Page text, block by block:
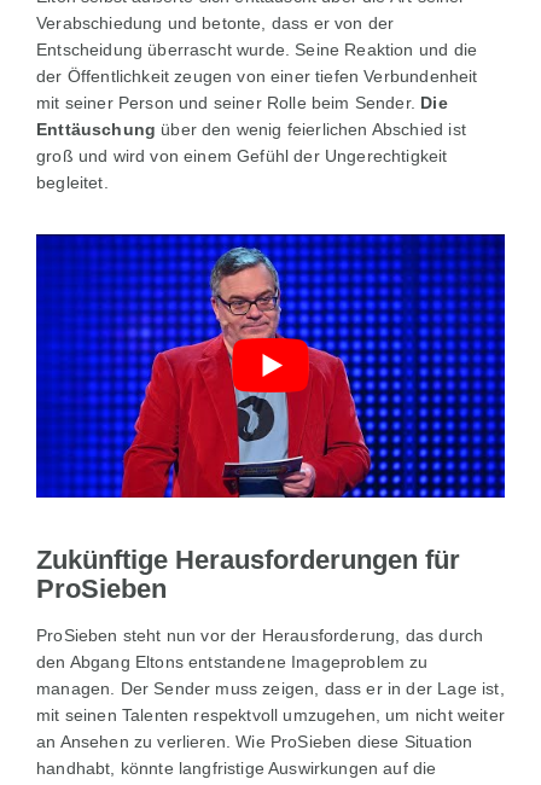
Verabschiedung und betonte, dass er von der
Entscheidung überrascht wurde. Seine Reaktion und die
der Öffentlichkeit zeugen von einer tiefen Verbundenheit
mit seiner Person und seiner Rolle beim Sender. Die
Enttäuschung über den wenig feierlichen Abschied ist
groß und wird von einem Gefühl der Ungerechtigkeit
begleitet.
Zukünftige Herausforderungen für
ProSieben
ProSieben steht nun vor der Herausforderung, das durch
den Abgang Eltons entstandene Imageproblem zu
managen. Der Sender muss zeigen, dass er in der Lage ist,
mit seinen Talenten respektvoll umzugehen, um nicht weiter
an Ansehen zu verlieren. Wie ProSieben diese Situation
handhabt, könnte langfristige Auswirkungen auf die